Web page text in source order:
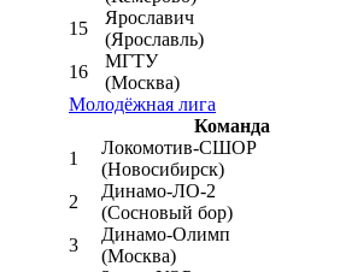
15
Ярославич
(Ярославль)
16
МГТУ
(Москва)
Молодёжная лига
Команда
1
Локомотив-CШОР
(Новосибирск)
2
Динамо-ЛО-2
(Сосновый бор)
3
Динамо-Олимп
(Москва)